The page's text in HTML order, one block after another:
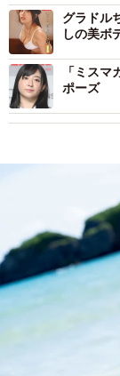
グラドル
しの美ボ
「ミス
ポーズ